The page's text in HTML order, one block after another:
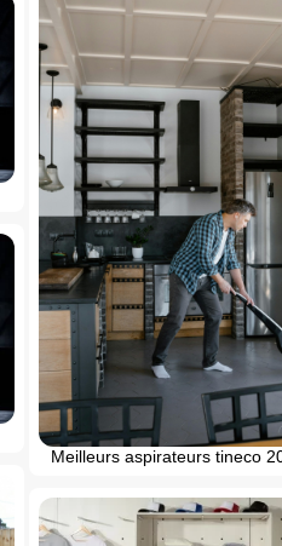
Meilleurs aspirateurs tineco